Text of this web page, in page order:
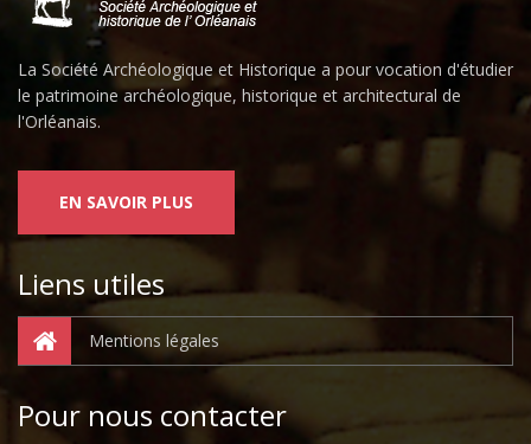
La Société Archéologique et Historique a pour vocation d'étudier
le patrimoine archéologique, historique et architectural de
l'Orléanais.
EN SAVOIR PLUS
Liens utiles
Mentions légales
Pour nous contacter